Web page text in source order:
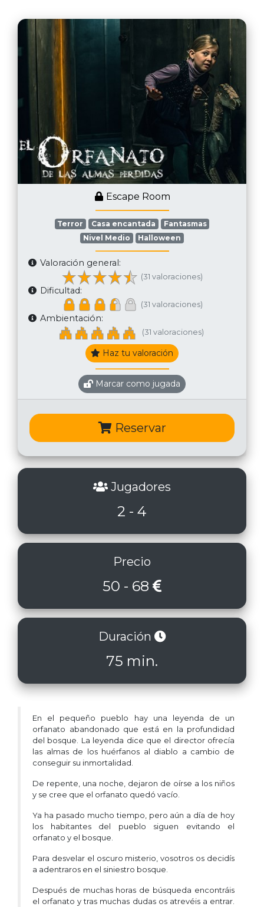
Escape Room
Terror Casa encantada
Fantasmas
Nivel Medio
Halloween
Valoración general:
(31 valoraciones)
Dificultad:
(31 valoraciones)
Ambientación:
(31 valoraciones)
Haz tu valoración
Marcar como jugada
Reservar
Jugadores
2 - 4
Precio
50 - 68
Duración
75 min.
En el pequeño pueblo hay una leyenda de un
orfanato abandonado que está en la profundidad
del bosque. La leyenda dice que el director ofrecía
las almas de los huérfanos al diablo a cambio de
conseguir su inmortalidad.
De repente, una noche, dejaron de oírse a los niños
y se cree que el orfanato quedó vacío.
Ya ha pasado mucho tiempo, pero aún a día de hoy
los habitantes del pueblo siguen evitando el
orfanato y el bosque.
Para desvelar el oscuro misterio, vosotros os decidís
a adentraros en el siniestro bosque.
Después de muchas horas de búsqueda encontráis
el orfanato y tras muchas dudas os atrevéis a entrar.